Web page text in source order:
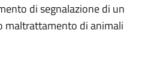
di segnalazione di un
maltrattamento di animali